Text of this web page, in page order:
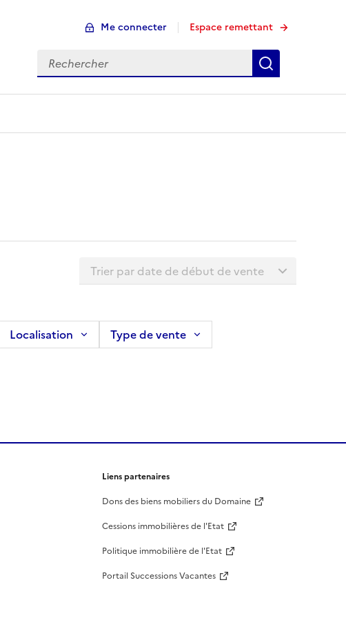
Me connecter Espace remettant
Rechercher
Trier la liste
Localisation Type de vente
Liens partenaires
Dons des biens mobiliers du Domaine
Cessions immobilières de l'Etat
Politique immobilière de l'Etat
Portail Successions Vacantes